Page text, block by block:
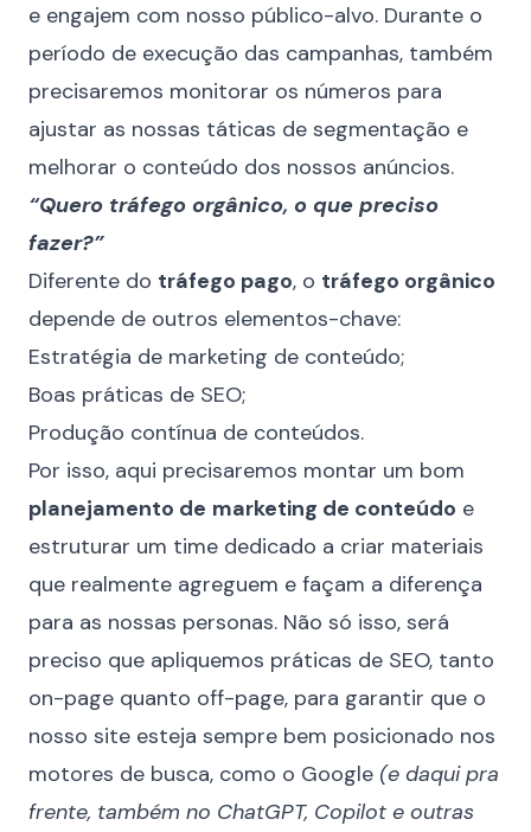
e engajem com nosso público-alvo. Durante o
período de execução das campanhas, também
precisaremos monitorar os números para
ajustar as nossas táticas de segmentação e
melhorar o conteúdo dos nossos anúncios.
“Quero tráfego orgânico, o que preciso
fazer?”
Diferente do tráfego pago, o tráfego orgânico
depende de outros elementos-chave:
Estratégia de marketing de conteúdo;
Boas práticas de SEO;
Produção contínua de conteúdos.
Por isso, aqui precisaremos montar um bom
planejamento de marketing de conteúdo e
estruturar um time dedicado a criar materiais
que realmente agreguem e façam a diferença
para as nossas personas. Não só isso, será
preciso que apliquemos práticas de SEO, tanto
on-page quanto off-page, para garantir que o
nosso site esteja sempre bem posicionado nos
motores de busca, como o Google (e daqui pra
frente, também no ChatGPT, Copilot e outras